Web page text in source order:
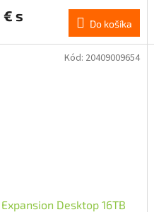
€ s
Do košíka
Desktop 16TB
Kód: 20409009654